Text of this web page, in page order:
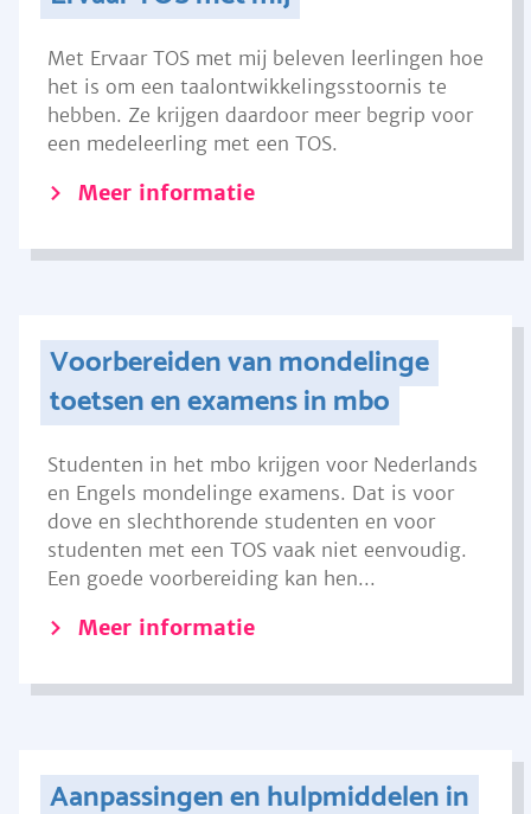
Met Ervaar TOS met mij beleven leerlingen hoe
het is om een taalontwikkelingsstoornis te
hebben. Ze krijgen daardoor meer begrip voor
een medeleerling met een TOS.
Meer informatie
Voorbereiden van mondelinge
toetsen en examens in mbo
Studenten in het mbo krijgen voor Nederlands
en Engels mondelinge examens. Dat is voor
dove en slechthorende studenten en voor
studenten met een TOS vaak niet eenvoudig.
Een goede voorbereiding kan hen...
Meer informatie
Aanpassingen en hulpmiddelen in